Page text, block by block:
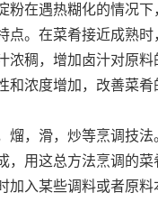
在遇热糊化的情况下
点。在菜肴接近成熟
浓稠，增加卤汁对原料
和浓度增加，改善菜肴
，滑，炒等烹调技法
，用这总方法烹调的
加入某些调料或者原